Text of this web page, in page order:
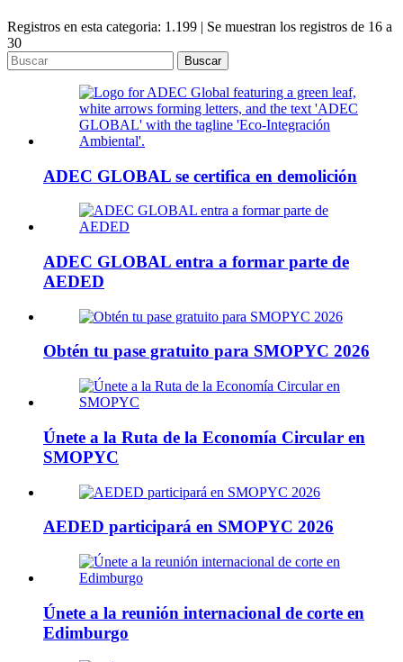
Registros en esta categoria: 1.199 | Se muestran los registros de 16 a
30
Buscar
ADEC GLOBAL se certifica en demolición
ADEC GLOBAL entra a formar parte de
AEDED
Obtén tu pase gratuito para SMOPYC 2026
Únete a la Ruta de la Economía Circular en
SMOPYC
AEDED participará en SMOPYC 2026
Únete a la reunión internacional de corte en
Edimburgo